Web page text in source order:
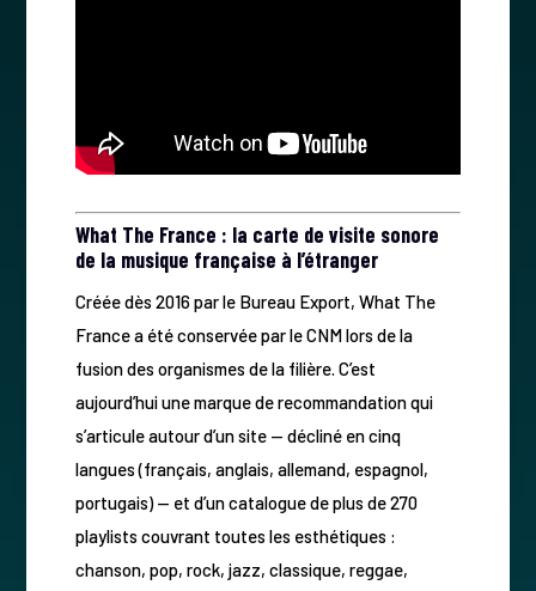
What The France : la carte de visite sonore
de la musique française à l’étranger
Créée dès 2016 par le Bureau Export, What The
France a été conservée par le CNM lors de la
fusion des organismes de la filière. C’est
aujourd’hui une marque de recommandation qui
s’articule autour d’un site — décliné en cinq
langues (français, anglais, allemand, espagnol,
portugais) — et d’un catalogue de plus de 270
playlists couvrant toutes les esthétiques :
chanson, pop, rock, jazz, classique, reggae,